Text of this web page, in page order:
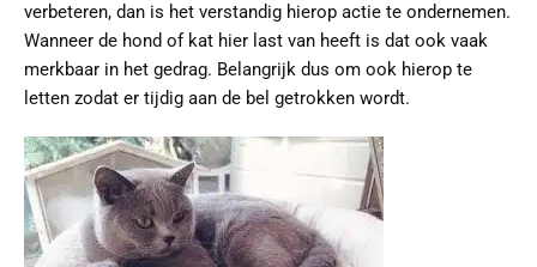
verbeteren, dan is het verstandig hierop actie te ondernemen.
Wanneer de hond of kat hier last van heeft is dat ook vaak
merkbaar in het gedrag. Belangrijk dus om ook hierop te
letten zodat er tijdig aan de bel getrokken wordt.